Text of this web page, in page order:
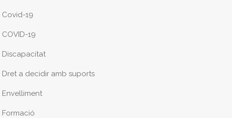
Covid-19
COVID-19
Discapacitat
Dret a decidir amb suports
Envelliment
Formació